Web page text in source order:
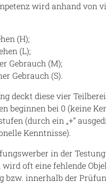
wird anhand von
(H);
(L);
Gebrauch (M);
Gebrauch (S).
deckt diese vier
beginnen bei 0 (keine
(durch ein „+“
Kenntnisse).
in der
wird oft eine fehlende
bzw. innerhalb der